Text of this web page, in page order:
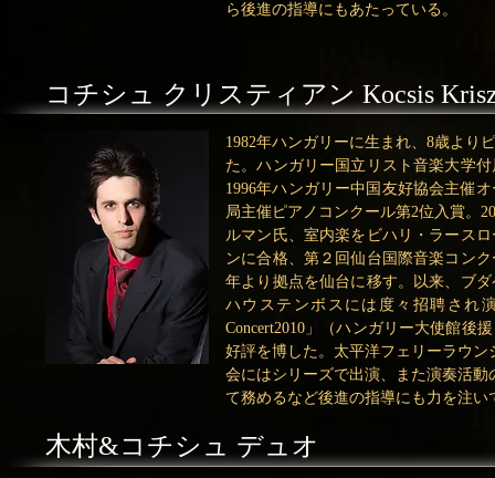
ら後進の指導にもあたっている。
コチシュ クリスティアン Kocsis
1982年ハンガリーに生まれ、8歳より
た。ハンガリー国立リスト音楽大学
1996年ハンガリー中国友好協会主催
局主催ピアノコンクール第2位入賞。
ルマン氏、室内楽をビハリ・ラース
ンに合格、第２回仙台国際音楽コン
年より拠点を仙台に移す。以来、ブ
ハウステンボスには度々招聘され
Concert2010」（ハンガリー大使館後
好評を博した。太平洋フェリーラウ
会にはシリーズで出演、また演奏活
て務めるなど後進の指導にも力を注い
木村&コチシュ デュオ